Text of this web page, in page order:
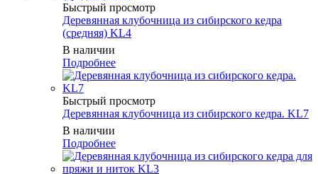
Быстрый просмотр
Деревянная клубочница из сибирского кедра
(средняя) KL4
В наличии
Подробнее
Быстрый просмотр
Деревянная клубочница из сибирского кедра. KL7
В наличии
Подробнее